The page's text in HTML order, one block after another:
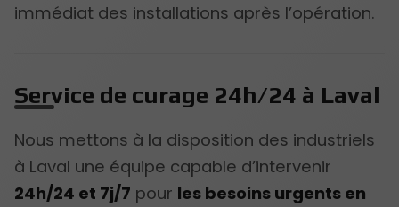
immédiat des installations après l’opération.
Service de curage 24h/24 à Laval
Nous mettons à la disposition des industriels
à Laval une équipe capable d’intervenir
24h/24 et 7j/7 pour les besoins urgents en